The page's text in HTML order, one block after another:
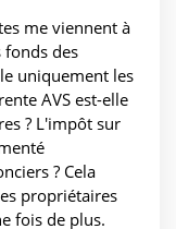
me viennent à
fonds des
uniquement les
AVS est-elle
? L'impôt sur
? Cela
propriétaires
fois de plus.